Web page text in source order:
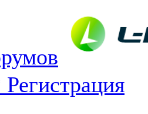
Регистрация